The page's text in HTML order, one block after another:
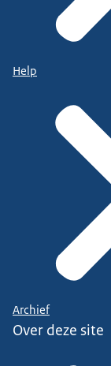
Help
Archief
Over deze site